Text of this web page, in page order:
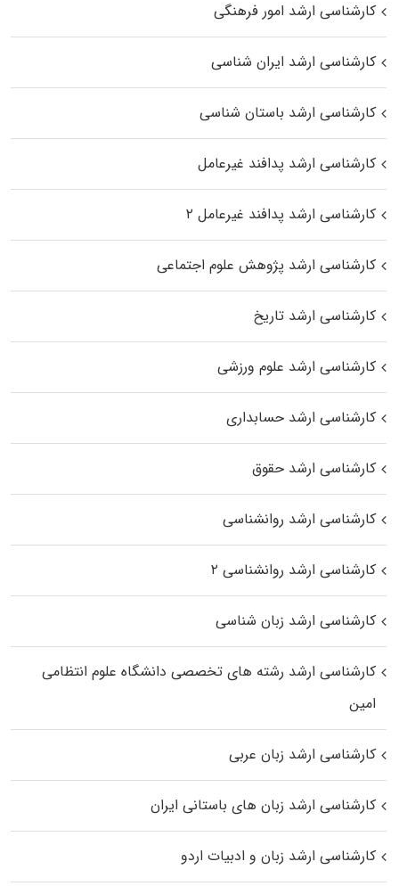
کارشناسی ارشد امور فرهنگی
کارشناسی ارشد ایران شناسی
کارشناسی ارشد باستان شناسی
کارشناسی ارشد پدافند غیرعامل
کارشناسی ارشد پدافند غیرعامل ۲
کارشناسی ارشد پژوهش علوم اجتماعی
کارشناسی ارشد تاریخ
کارشناسی ارشد علوم ورزشی
کارشناسی ارشد حسابداری
کارشناسی ارشد حقوق
کارشناسی ارشد روانشناسی
کارشناسی ارشد روانشناسی ۲
کارشناسی ارشد زبان شناسی
کارشناسی ارشد رﺷﺘﻪ ﻫﺎی تخصصی داﻧﺸﮕﺎه ﻋﻠﻮم انتظامی
اﻣﻴﻦ
کارشناسی ارشد زبان عربی
کارشناسی ارشد زبان‌ های باستانی ایران
کارشناسی ارشد زبان و ادبیات اردو